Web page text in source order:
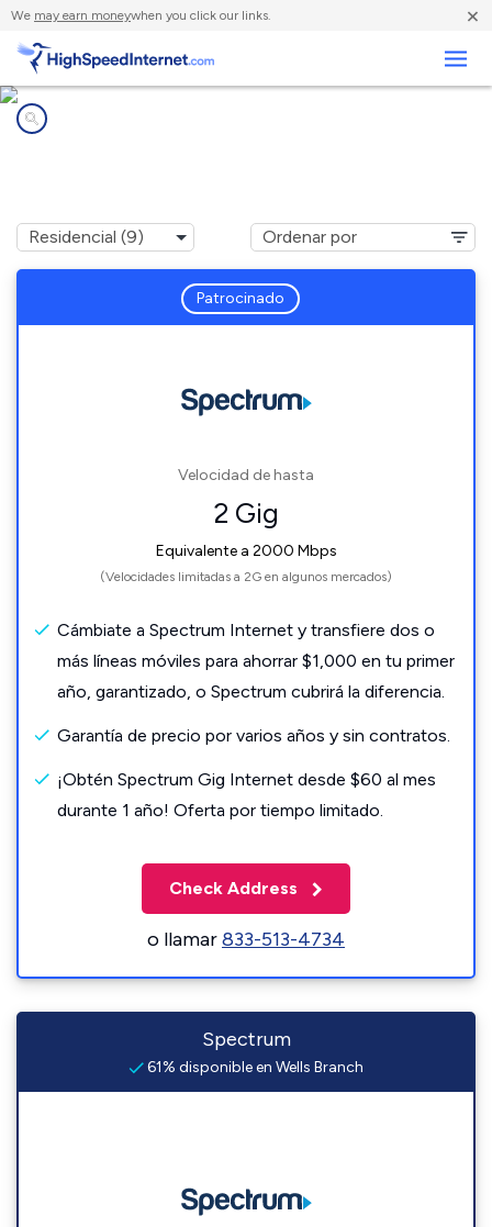
We may earn moneywhen you click our links. ×
Patrocinado
Velocidad de hasta
2 Gig
Equivalente a 2000 Mbps
(Velocidades limitadas a 2G en algunos mercados)
Cámbiate a Spectrum Internet y transfiere dos o
más líneas móviles para ahorrar $1,000 en tu primer
año, garantizado, o Spectrum cubrirá la diferencia.
Garantía de precio por varios años y sin contratos.
¡Obtén Spectrum Gig Internet desde $60 al mes
durante 1 año! Oferta por tiempo limitado.
Check Address
o llamar833-513-4734
Spectrum
61% disponible en Wells Branch